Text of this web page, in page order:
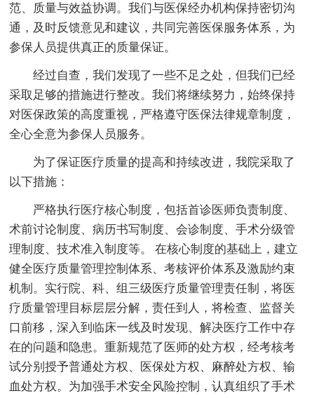
范、质量与效益协调。我们与医保经办机构保持密切沟
通，及时反馈意见和建议，共同完善医保服务体系，为
参保人员提供真正的质量保证。
经过自查，我们发现了一些不足之处，但我们已经
采取足够的措施进行整改。我们将继续努力，始终保持
对医保政策的高度重视，严格遵守医保法律规章制度，
全心全意为参保人员服务。
为了保证医疗质量的提高和持续改进，我院采取了
以下措施：
严格执行医疗核心制度，包括首诊医师负责制度、
术前讨论制度、病历书写制度、会诊制度、手术分级管
理制度、技术准入制度等。 在核心制度的基础上，建立
健全医疗质量管理控制体系、考核评价体系及激励约束
机制。实行院、科、组三级医疗质量管理责任制，将医
疗质量管理目标层层分解，责任到人，将检查、监督关
口前移，深入到临床一线及时发现、解决医疗工作中存
在的问题和隐患。重新规范了医师的处方权，经考核考
试分别授予普通处方权、医保处方权、麻醉处方权、输
血处方权。为加强手术安全风险控制，认真组织了手术